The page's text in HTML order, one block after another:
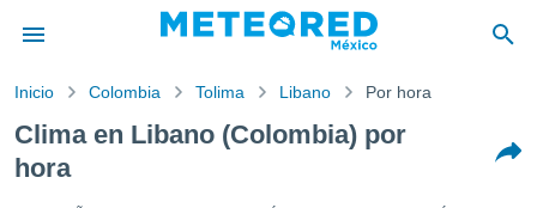
ha sido
para
Inicio Colombia Tolima Libano Por hora
Clima en Libano (Colombia) por
hora